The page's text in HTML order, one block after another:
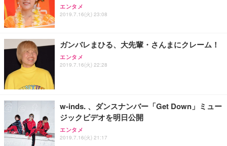
エンタメ
2019.7.16(火) 23:08
ガンバレまひる、大先輩・さんまにクレーム！
エンタメ
2019.7.16(火) 22:28
w-inds. 、ダンスナンバー「Get Down」ミュー
ジックビデオを明日公開
エンタメ
2019.7.16(火) 21:17